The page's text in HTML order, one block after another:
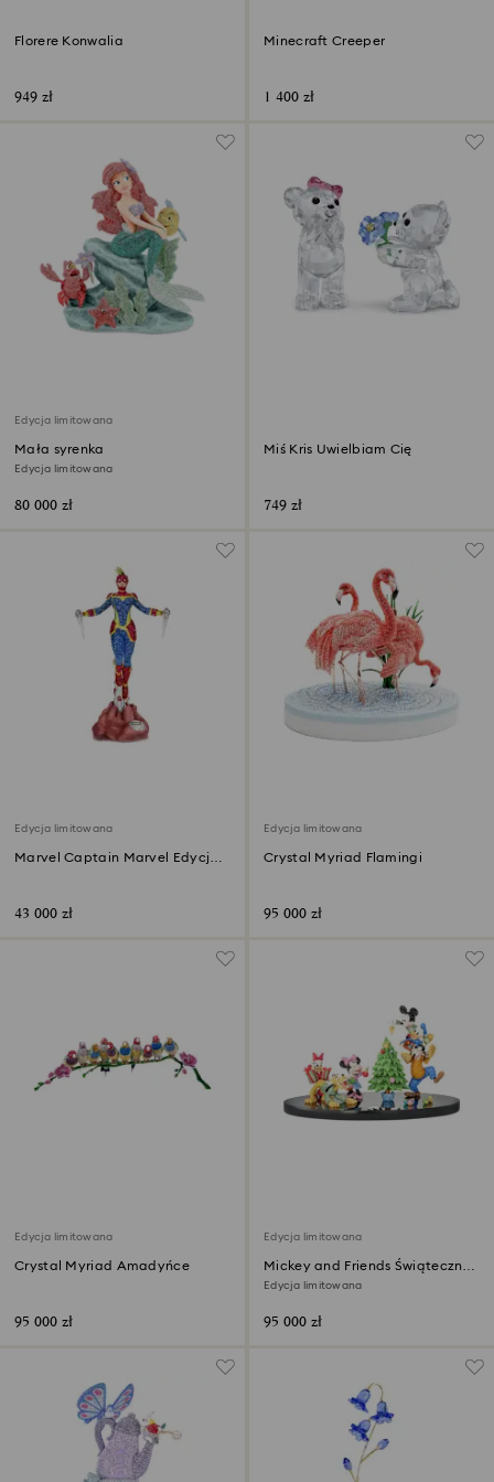
Florere Konwalia
949 zł
Minecraft Creeper
1 400 zł
Edycja limitowana
Mała syrenka
Edycja limitowana
80 000 zł
Miś Kris Uwielbiam Cię
749 zł
Edycja limitowana
Marvel Captain Marvel Edycja
43 000 zł
Edycja limitowana
Crystal Myriad Flamingi
95 000 zł
Edycja limitowana
Crystal Myriad Amadyńce
95 000 zł
Edycja limitowana
Mickey and Friends Świąteczna
radość
Edycja limitowana
95 000 zł